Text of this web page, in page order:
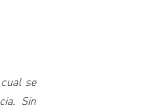
se
Sin